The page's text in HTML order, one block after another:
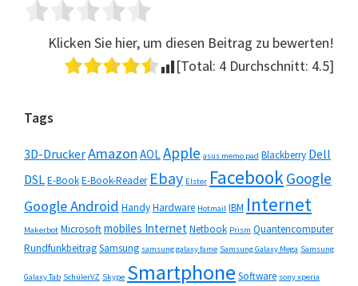
Klicken Sie hier, um diesen Beitrag zu bewerten!
[Total: 4 Durchschnitt: 4.5]
Seitenspalte
Tags
3D-DruckerAmazon AOLApple asus memo pad Blackberry Dell
DSLE-BookE-Book-Reader Ebay Elster FacebookGoogle
Google Android HandyHardware Hotmail IBM Internet
Makerbot Microsoftmobiles InternetNetbook Prism Quantencomputer
RundfunkbeitragSamsung samsung galaxy fame Samsung Galaxy Mega Samsung
Galaxy Tab SchülerVZ Skype Smartphone Software sony xperia